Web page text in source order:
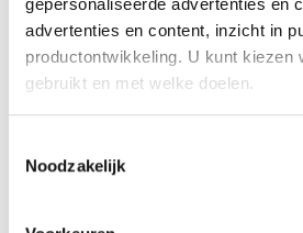
gepersonaliseerde advertenties en
advertenties en content, inzicht in
productontwikkeling. U kunt kiezen
gebruikt en met welke doelen.
Informatie verzamelen over
Uw apparaat identificeren
Noodzakelijk
DIRECT INSCHRIJVEN
Na de basisopleiding tot